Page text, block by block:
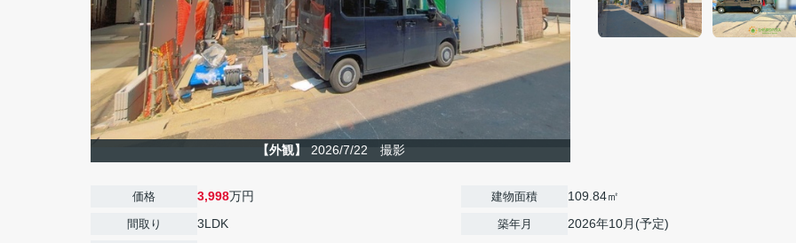
【外観】 2026/7/22 撮影
価格 3,998万円
間取り 3LDK
建物面積 109.84㎡
築年月 2026年10月(予定)